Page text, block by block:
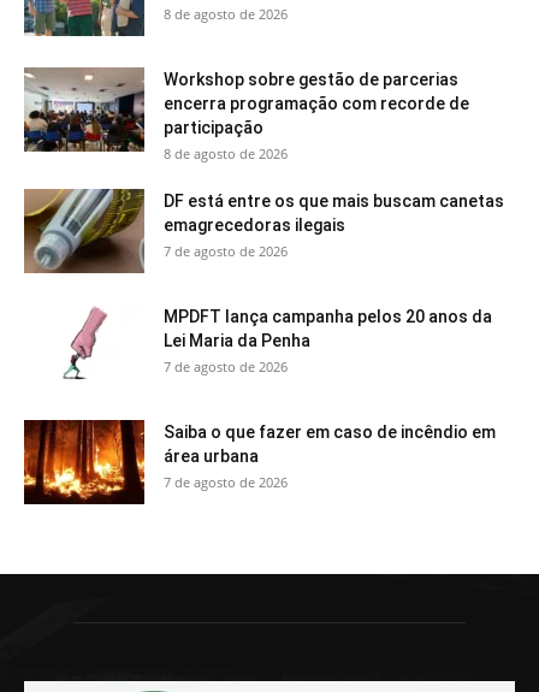
8 de agosto de 2026
Workshop sobre gestão de parcerias
encerra programação com recorde de
participação
8 de agosto de 2026
DF está entre os que mais buscam canetas
emagrecedoras ilegais
7 de agosto de 2026
MPDFT lança campanha pelos 20 anos da
Lei Maria da Penha
7 de agosto de 2026
Saiba o que fazer em caso de incêndio em
área urbana
7 de agosto de 2026